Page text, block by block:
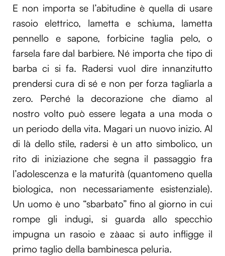
E non importa se l’abitudine è quella di usare
rasoio elettrico, lametta e schiuma, lametta
pennello e sapone, forbicine taglia pelo, o
farsela fare dal barbiere. Né importa che tipo di
barba ci si fa. Radersi vuol dire innanzitutto
prendersi cura di sé e non per forza tagliarla a
zero. Perché la decorazione che diamo al
nostro volto può essere legata a una moda o
un periodo della vita. Magari un nuovo inizio. Al
di là dello stile, radersi è un atto simbolico, un
rito di iniziazione che segna il passaggio fra
l’adolescenza e la maturità (quantomeno quella
biologica, non necessariamente esistenziale).
Un uomo è uno “sbarbato” fino al giorno in cui
rompe gli indugi, si guarda allo specchio
impugna un rasoio e zàaac si auto infligge il
primo taglio della bambinesca peluria.